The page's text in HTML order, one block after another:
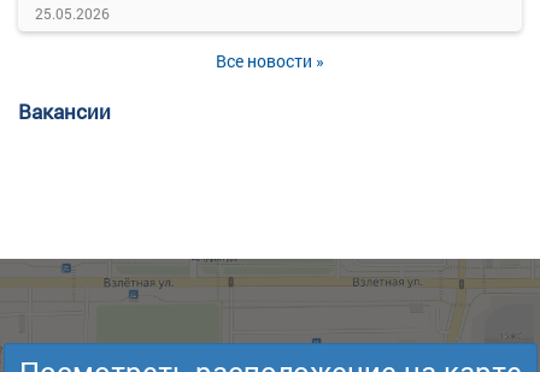
25.05.2026
Все новости »
Вакансии